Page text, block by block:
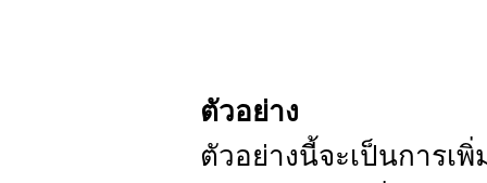
ตัวอย่าง
ตัวอย่างนี้จะเป็นการเ